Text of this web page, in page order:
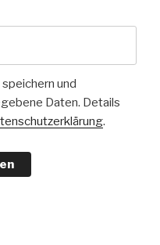
und
Daten. Details
.